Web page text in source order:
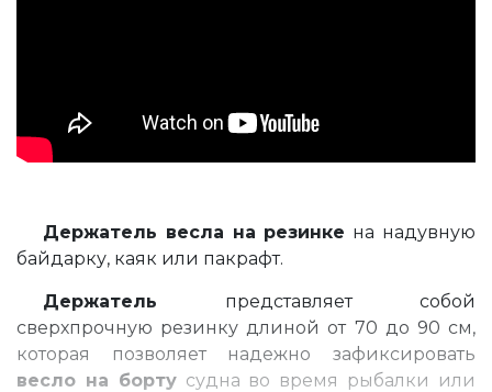
Держатель весла на резинке на надувную
байдарку, каяк или пакрафт.
Держатель представляет собой
сверхпрочную резинку длиной от 70 до 90 см,
которая позволяет надежно зафиксировать
весло на бортусудна во время рыбалки или